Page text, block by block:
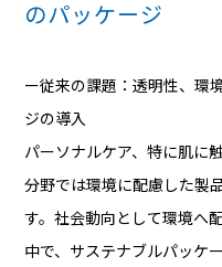
のパッケージ
ー従来の課題：透明性、環
ジの導入
パーソナルケア、特に肌に
分野では環境に配慮した製
す。社会動向として環境へ
中で、サステナブルパッケ